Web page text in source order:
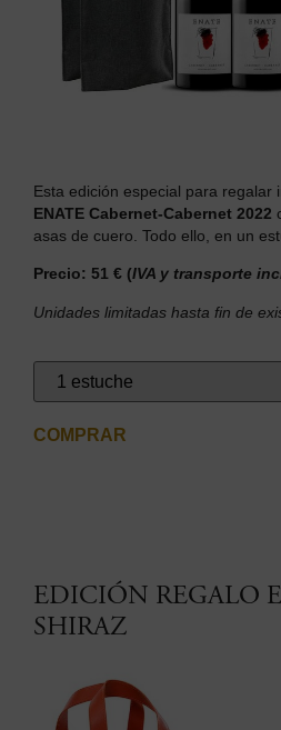
Esta edición especial para regalar
ENATE Cabernet-Cabernet 2022
asas de cuero. Todo ello, en un
Precio: 51 € (IVA y transporte
Unidades limitadas hasta fin de
COMPRAR
EDICIÓN REGALO
SHIRAZ